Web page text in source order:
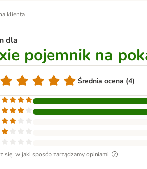
klienta
dla
pojemnik na
Średnia ocena (4)
się, w jaki sposób zarządzamy opiniami